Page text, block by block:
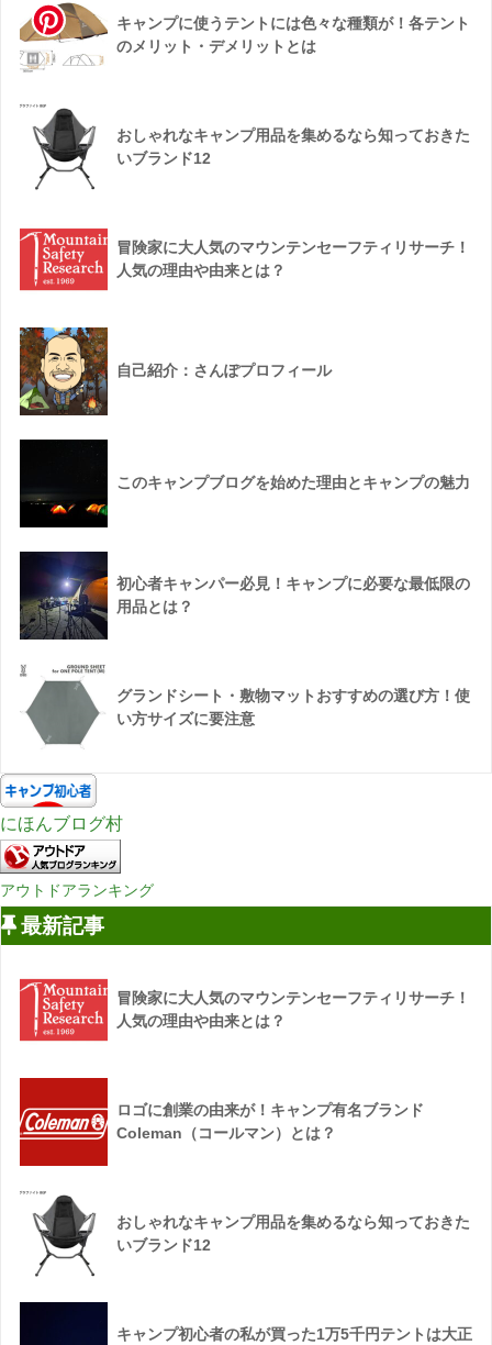
キャンプに使うテントには色々な種類が！各テント
のメリット・デメリットとは
おしゃれなキャンプ用品を集めるなら知っておきた
いブランド12
冒険家に大人気のマウンテンセーフティリサーチ！
人気の理由や由来とは？
自己紹介：さんぽプロフィール
このキャンプブログを始めた理由とキャンプの魅力
初心者キャンパー必見！キャンプに必要な最低限の
用品とは？
グランドシート・敷物マットおすすめの選び方！使
い方サイズに要注意
にほんブログ村
アウトドアランキング
最新記事
冒険家に大人気のマウンテンセーフティリサーチ！
人気の理由や由来とは？
ロゴに創業の由来が！キャンプ有名ブランド
Coleman（コールマン）とは？
おしゃれなキャンプ用品を集めるなら知っておきた
いブランド12
キャンプ初心者の私が買った1万5千円テントは大正